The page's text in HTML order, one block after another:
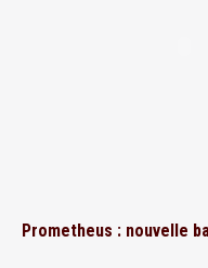
Prometheus : nouvelle